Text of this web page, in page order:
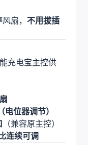
扇， 不用拔插
能充电宝主控供
电位器调节）
（兼容原主控）
连续可调